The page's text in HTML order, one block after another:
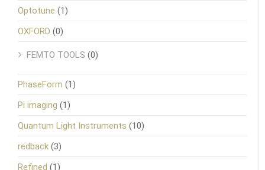
Optotune (1)
OXFORD (0)
FEMTO TOOLS (0)
PhaseForm (1)
Pi imaging (1)
Quantum Light Instruments (10)
redback (3)
Refined (1)